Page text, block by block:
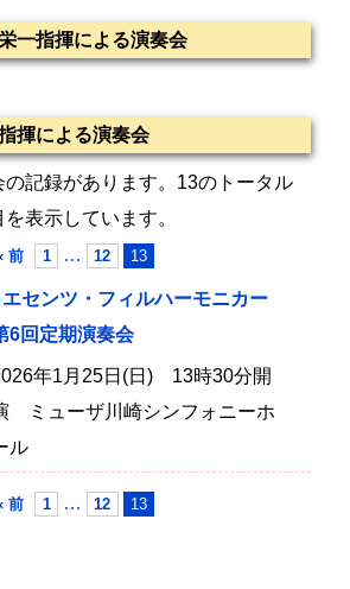
一指揮による演奏会
揮による演奏会
記録があります。13のトータル
表示しています。
前 1 … 12 13
センツ・フィルハーモニカー
6回定期演奏会
年1月25日(日) 13時30分開
ミューザ川崎シンフォニーホ
ル
前 1 … 12 13